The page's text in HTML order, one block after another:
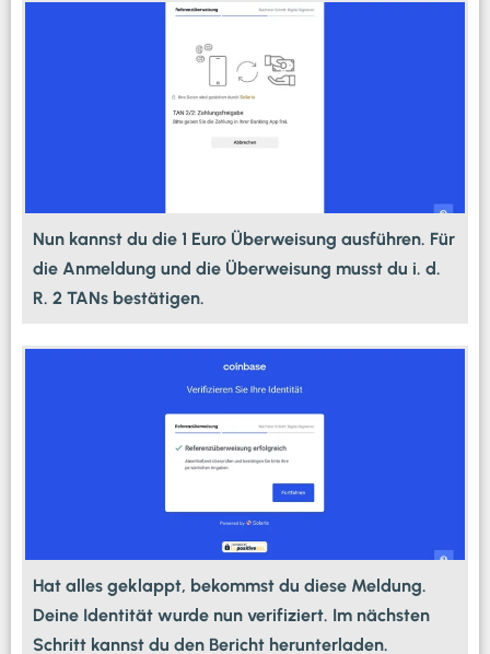
Nun kannst du die 1 Euro Überweisung ausführen. Für
die Anmeldung und die Überweisung musst du i. d.
R. 2 TANs bestätigen.
Hat alles geklappt, bekommst du diese Meldung.
Deine Identität wurde nun verifiziert. Im nächsten
Schritt kannst du den Bericht herunterladen.